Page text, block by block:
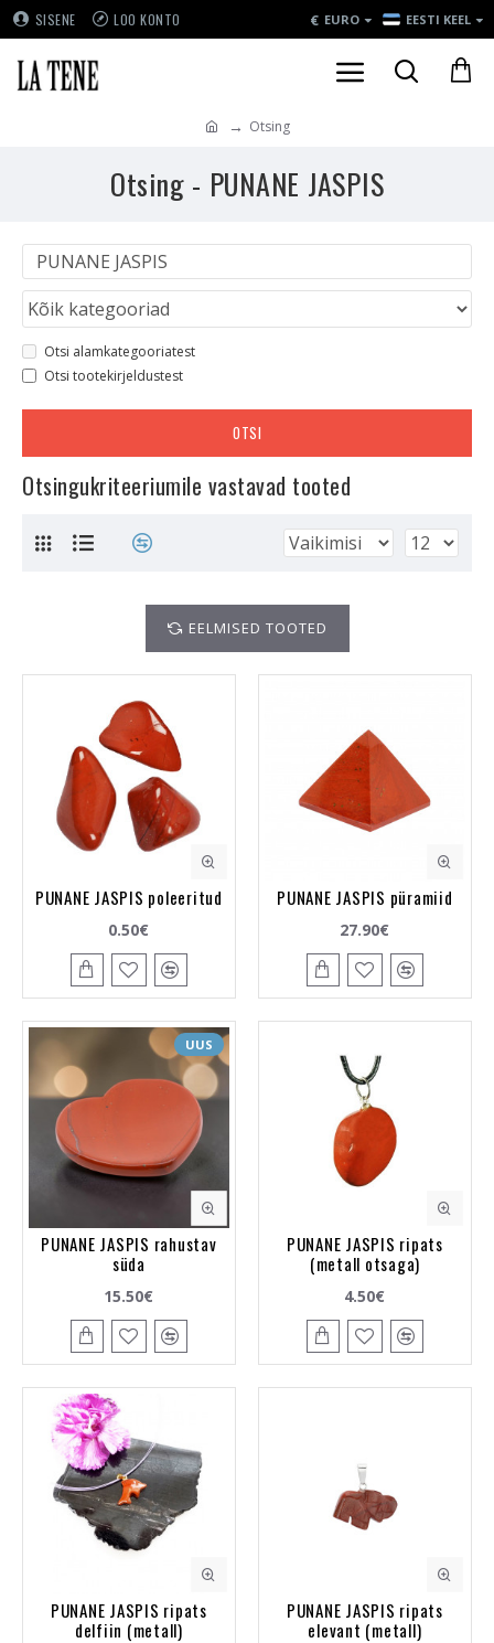
SISENE LOO KONTO € EURO EESTI KEEL
Otsing
Otsing - PUNANE JASPIS
Otsi alamkategooriatest
Otsi tootekirjeldustest
OTSI
Otsingukriteeriumile vastavad tooted
EELMISED TOOTED
PUNANE JASPIS poleeritud
0.50€
PUNANE JASPIS püramiid
27.90€
UUS
PUNANE JASPIS rahustav
süda
15.50€
PUNANE JASPIS ripats
(metall otsaga)
4.50€
PUNANE JASPIS ripats
delfiin (metall)
PUNANE JASPIS ripats
elevant (metall)